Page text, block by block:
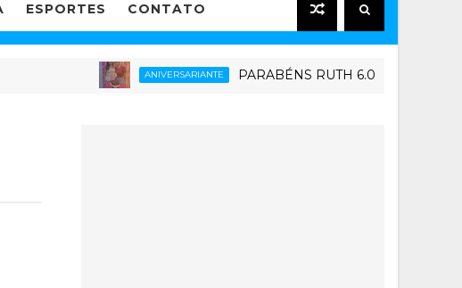
ESPORTES CONTATO
ANIVERSARIANTE PARABÉNS RUTH 6.0